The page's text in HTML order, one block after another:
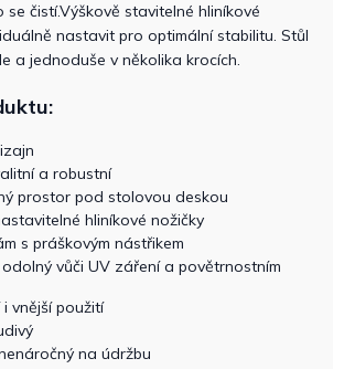
čistí.Výškově stavitelné hliníkové
nastavit pro optimální stabilitu. Stůl
a jednoduše v několika krocích.
a robustní
prostor pod stolovou deskou
hliníkové nožičky
s práškovým nástřikem
vůči UV záření a povětrnostním
vnější použití
na údržbu